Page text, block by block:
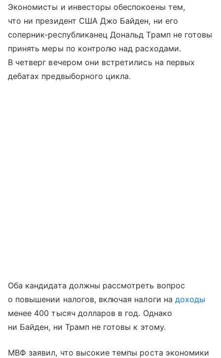
Экономисты и инвесторы обеспокоены тем,
что ни президент США Джо Байден, ни его
соперник-республиканец Дональд Трамп не готовы
принять меры по контролю над расходами.
В четверг вечером они встретились на первых
дебатах предвыборного цикла.
Оба кандидата должны рассмотреть вопрос
о повышении налогов, включая налоги на доходы
менее 400 тысяч долларов в год. Однако
ни Байден, ни Трамп не готовы к этому.
МВФ заявил, что высокие темпы роста экономики